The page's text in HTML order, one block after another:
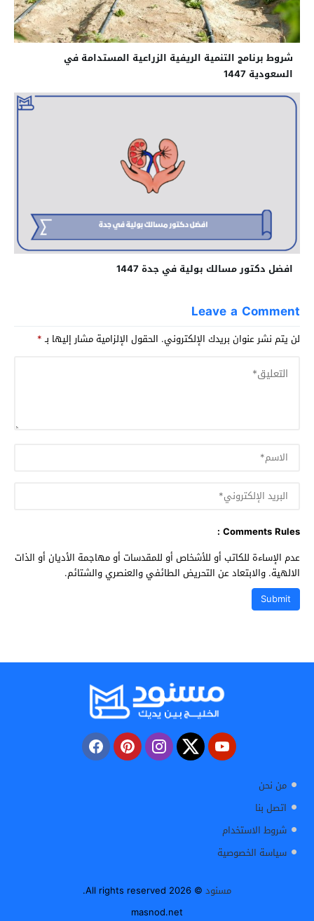
شروط برنامج التنمية الريفية الزراعية المستدامة في
السعودية 1447
افضل دكتور مسالك بولية في جدة 1447
Leave a Comment
لن يتم نشر عنوان بريدك الإلكتروني. الحقول الإلزامية مشار إليها بـ*
Comments Rules :
عدم الإساءة للكاتب أو للأشخاص أو للمقدسات أو مهاجمة الأديان أو الذات
الالهية. والابتعاد عن التحريض الطائفي والعنصري والشتائم.
من نحن
اتصل بنا
شروط الاستخدام
سياسة الخصوصية
مسنود © 2026 All rights reserved.
masnod.net